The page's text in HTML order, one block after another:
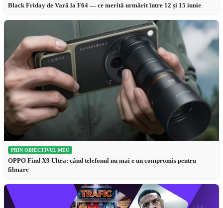
Black Friday de Vară la F64 — ce merită urmărit între 12 și 15 iunie
PRIN OBIECTIVUL MEU
OPPO Find X9 Ultra: când telefonul nu mai e un compromis pentru
filmare